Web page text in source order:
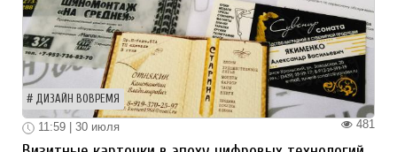
ДИЗАЙН ВОВРЕМЯ
481
11:59 | 30 июля